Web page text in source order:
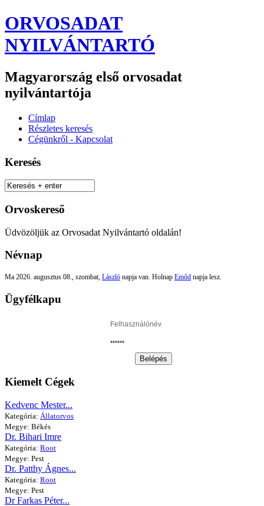
ORVOSADAT
NYILVÁNTARTÓ
Magyarország első orvosadat
nyilvántartója
Címlap
Részletes keresés
Cégünkről - Kapcsolat
Keresés
Orvoskereső
Üdvözöljük az Orvosadat Nyilvántartó oldalán!
Névnap
Ma 2026. augusztus 08., szombat, László napja van. Holnap Emőd napja lesz.
Ügyfélkapu
Belépés
Kiemelt Cégek
Kedvenc Mester...
Kategória: Állatorvos
Megye: Békés
Dr. Bihari Imre
Kategória: Root
Megye: Pest
Dr. Patthy Ágnes...
Kategória: Root
Megye: Pest
Dr Farkas Péter...